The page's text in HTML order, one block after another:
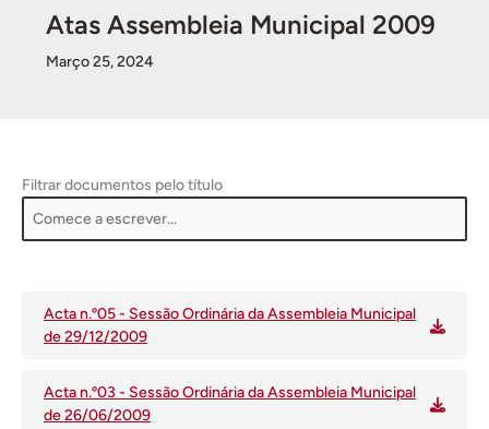
Atas Assembleia Municipal 2009
Março 25, 2024
Filtrar documentos pelo título
Acta n.º05 - Sessão Ordinária da Assembleia Municipal
de 29/12/2009
Acta n.º03 - Sessão Ordinária da Assembleia Municipal
de 26/06/2009